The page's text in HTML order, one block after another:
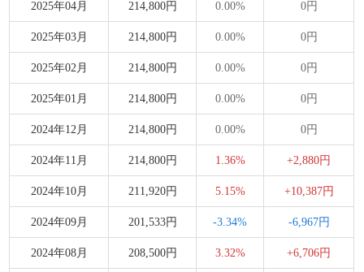
2025年04月 214,800円 0.00% 0円
2025年03月 214,800円 0.00% 0円
2025年02月 214,800円 0.00% 0円
2025年01月 214,800円 0.00% 0円
2024年12月 214,800円 0.00% 0円
2024年11月 214,800円 1.36% +2,880円
2024年10月 211,920円 5.15% +10,387円
2024年09月 201,533円 -3.34% -6,967円
2024年08月 208,500円 3.32% +6,706円